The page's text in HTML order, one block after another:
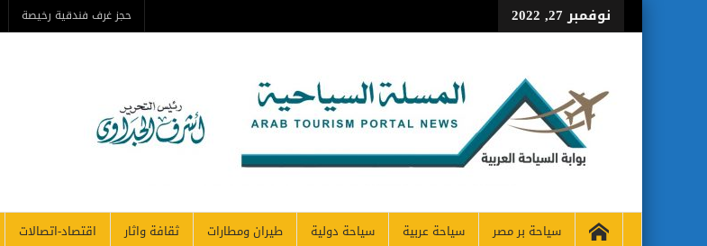
نوفمبر 27, 2022 حجز غرف فندقية رخيصة
سياحة بر مصر سياحة عربية سياحة دولية طيران ومطارات ثقافة واثار اقتصاد-اتصالات